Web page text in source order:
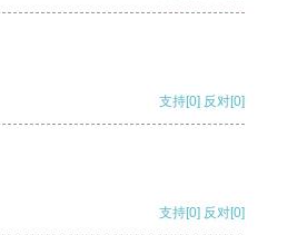
支持[0] 反对[0]
支持[0] 反对[0]